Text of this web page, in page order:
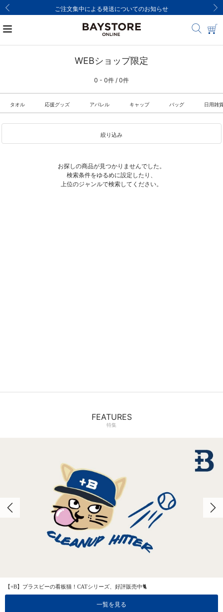
ご注文集中による発送についてのお知らせ
WEBショップ限定
0 - 0件 / 0件
タオル 応援グッズ アパレル キャップ バッグ 日用雑
絞り込み
お探しの商品が見つかりませんでした。
検索条件をゆるめに設定したり、
上位のジャンルで検索してください。
FEATURES
特集
【+B】プラスビーの看板猫！CATシリーズ、好評販売中🐈
一覧を見る